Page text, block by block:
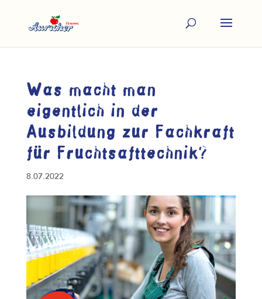
Was macht man
eigentlich in der
Ausbildung zur Fachkraft
für Fruchtsafttechnik?
8.07.2022